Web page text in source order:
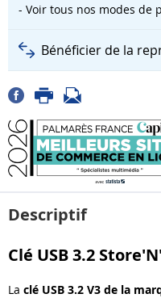
- Voir tous nos modes de
Bénéficier de la
Descriptif
Clé USB 3.2
La clé USB 3.2 V3 de la